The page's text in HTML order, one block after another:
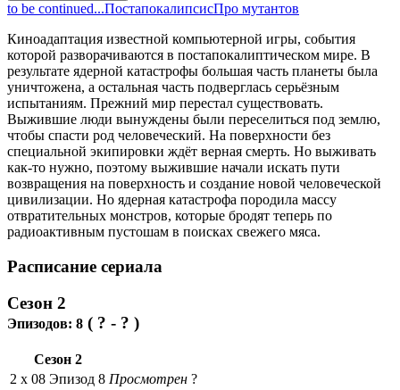
to be continued...ПостапокалипсисПро мутантов
Киноадаптация известной компьютерной игры, события
которой разворачиваются в постапокалиптическом мире. В
результате ядерной катастрофы большая часть планеты была
уничтожена, а остальная часть подверглась серьёзным
испытаниям. Прежний мир перестал существовать.
Выжившие люди вынуждены были переселиться под землю,
чтобы спасти род человеческий. На поверхности без
специальной экипировки ждёт верная смерть. Но выживать
как-то нужно, поэтому выжившие начали искать пути
возвращения на поверхность и создание новой человеческой
цивилизации. Но ядерная катастрофа породила массу
отвратительных монстров, которые бродят теперь по
радиоактивным пустошам в поисках свежего мяса.
Расписание сериала
Сезон 2
Эпизодов: 8 ( ? - ? )
Сезон 2
2 x 08 Эпизод 8 Просмотрен ?